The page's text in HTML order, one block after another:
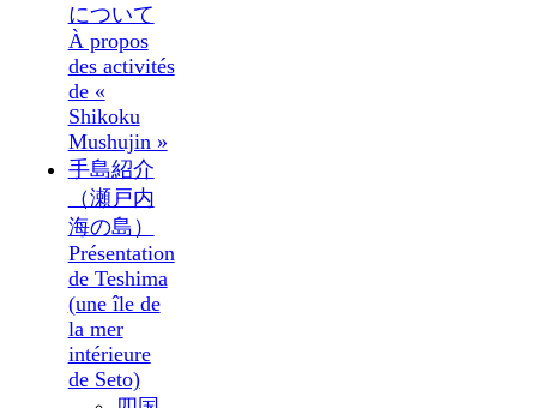
について
À propos
des activités
de «
Shikoku
Mushujin »
手島紹介
（瀬戸内
海の島）
Présentation
de Teshima
(une île de
la mer
intérieure
de Seto)